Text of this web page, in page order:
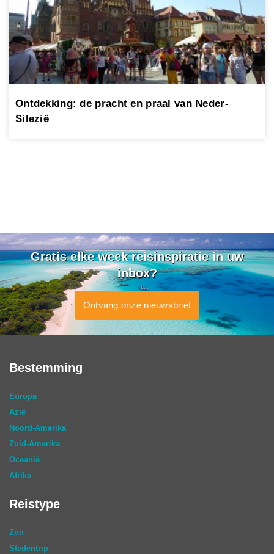
Ontdekking: de pracht en praal van Neder-
Silezië
Gratis elke week reisinspiratie in uw
inbox?
Ontvang onze nieuwsbrief
Bestemming
Europa
Azië
Noord-Amerika
Zuid-Amerika
Oceanië
Afrika
Reistype
Zon
Stedentrip